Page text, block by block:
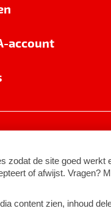
account
BNNVARA